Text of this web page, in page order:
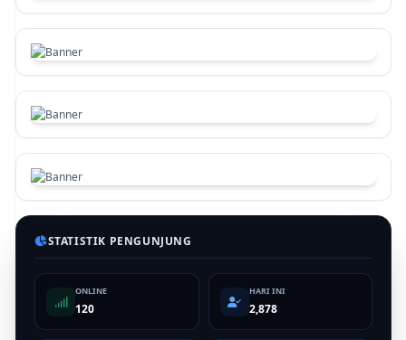
STATISTIK PENGUNJUNG
ONLINE
120
HARI INI
2,878